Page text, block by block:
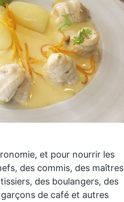
et pour nourrir les
des commis, des maîtres
des boulangers, des
de café et autres